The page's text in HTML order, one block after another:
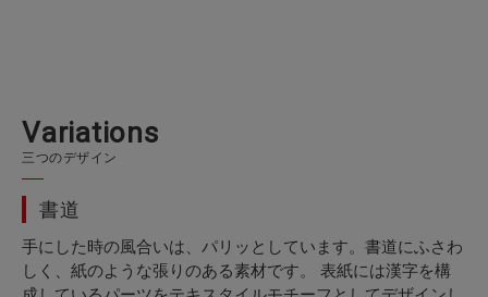
Variations
三つのデザイン
書道
手にした時の風合いは、パリッとしています。書道にふさわ
しく、紙のような張りのある素材です。 表紙には漢字を構